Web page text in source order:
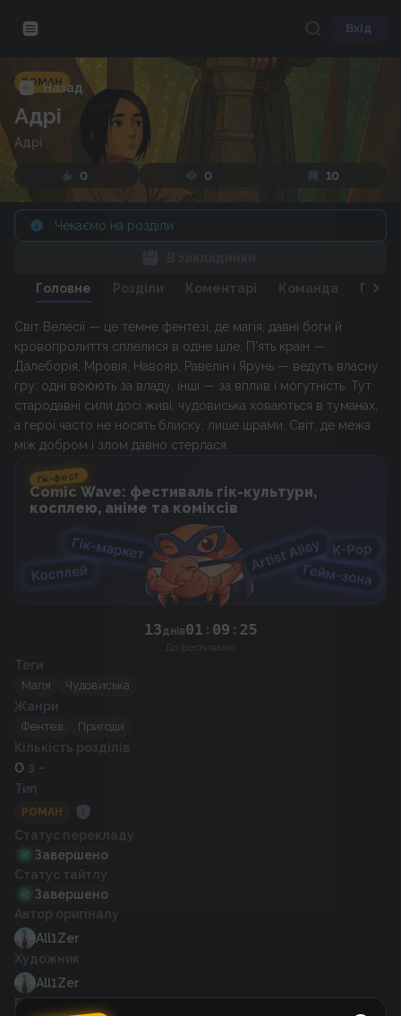
Вхід
Назад
РОМАН
Адрі
Адрі
0 0 10
Чекаємо на розділи
Головне Розділи Коментарі Команда
Світ Велесії — це темне фентезі, де магія, давні боги й
кровопролиття сплелися в одне ціле. П’ять країн —
Далеборія, Мровія, Навояр, Равелін і Ярунь — ведуть власну
гру: одні воюють за владу, інші — за вплив і могутність. Тут
стародавні сили досі живі, чудовиська ховаються в туманах,
а герої часто не носять блиску, лише шрами. Світ, де межа
між добром і злом давно стерлася.
Гік-фест
Comic Wave: фестиваль гік-культури,
косплею, аніме та коміксів
13днів01 : 09 : 25
До фестивалю
Теги
Магія Чудовиська
Жанри
Фентезі Пригоди
Кількість розділів
0 з -
Тип
РОМАН
Статус перекладу
Завершено
Статус тайтлу
Завершено
Автор оригіналу
All1Zer
Художник
All1Zer
Рік випуску